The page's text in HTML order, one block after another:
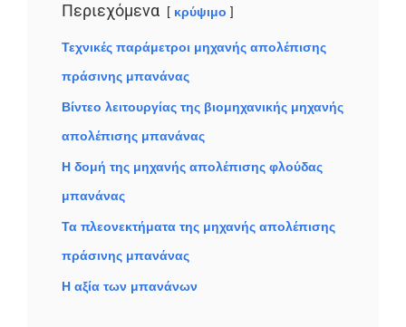
Περιεχόμενα κρύψιμο
Τεχνικές παράμετροι μηχανής απολέπισης
πράσινης μπανάνας
Βίντεο λειτουργίας της βιομηχανικής μηχανής
απολέπισης μπανάνας
Η δομή της μηχανής απολέπισης φλούδας
μπανάνας
Τα πλεονεκτήματα της μηχανής απολέπισης
πράσινης μπανάνας
Η αξία των μπανάνων